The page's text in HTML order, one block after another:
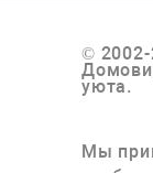
© 2002-
уюта.
Мы